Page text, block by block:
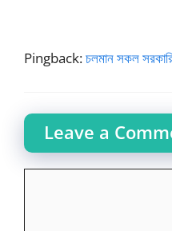
Pingback:চলমান সকল
Leave a